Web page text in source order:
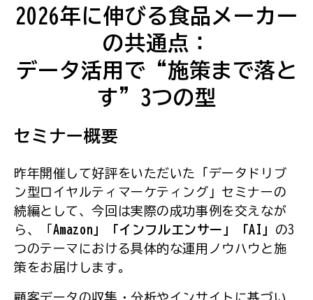
2026年に伸びる食品メーカー
の共通点：
データ活用で“施策まで落と
す”3つの型
セミナー概要
昨年開催して好評をいただいた「データドリブ
ン型ロイヤルティマーケティング」セミナーの
続編として、今回は実際の成功事例を交えなが
ら、「 Amazon」「インフルエンサー」「AI」 の3
つのテーマにおける具体的な運用ノウハウと施
策をお届けします。
顧客データの収集・分析やインサイトに基づい